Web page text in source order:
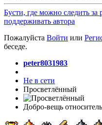
Бусти, где можно следить за
поддерживать автора
Пожалуйста Войти или
беседе.
peter8031983
Не в сети
Просветлённый
Добро-вещь